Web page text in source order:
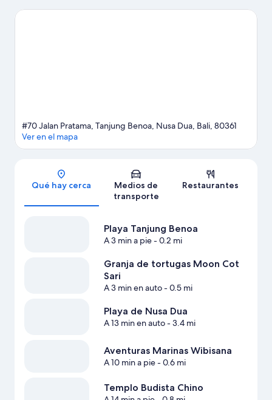
Dua y Playa de Kuta. ¿Viajas con niños? No te pierdas Parque
Sección del mapa
#70 Jalan Pratama, Tanjung Benoa, Nusa Dua, Bali, 80361
Ver en el mapa
Qué hay cerca
Medios de
transporte
Restaurantes
Playa Tanjung Benoa
A 3 min a pie- 0.2 mi
Granja de tortugas Moon Cot
Sari
A 3 min en auto- 0.5 mi
Playa de Nusa Dua
A 13 min en auto- 3.4 mi
Aventuras Marinas Wibisana
A 10 min a pie- 0.6 mi
Templo Budista Chino